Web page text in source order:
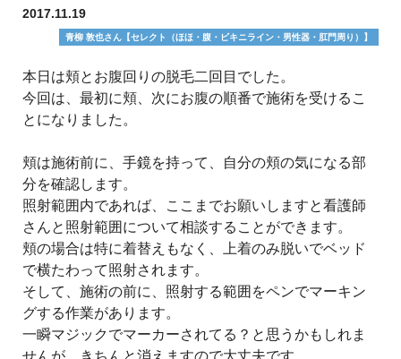
2017.11.19
青柳 敦也さん【セレクト（ほほ・腹・ビキニライン・男性器・肛門周り）】
本日は頬とお腹回りの脱毛二回目でした。
今回は、最初に頬、次にお腹の順番で施術を受けるこ
とになりました。
頬は施術前に、手鏡を持って、自分の頬の気になる部
分を確認します。
照射範囲内であれば、ここまでお願いしますと看護師
さんと照射範囲について相談することができます。
頬の場合は特に着替えもなく、上着のみ脱いでベッド
で横たわって照射されます。
そして、施術の前に、照射する範囲をペンでマーキン
グする作業があります。
一瞬マジックでマーカーされてる？と思うかもしれま
せんが、きちんと消えますので大丈夫です。